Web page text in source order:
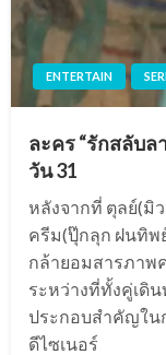
ENTERTAIN
ละคร “รักสลับล
วัน 31
หลังจากที่ ตุลย์(มิ
ครีม(ปุ๊กลุก ฝนทิพ
กล้ายอมสารภาพ
ระหว่างที่ทั้งคู่เดิ
ประกอบสำคัญใน
ดีไซเนอร์